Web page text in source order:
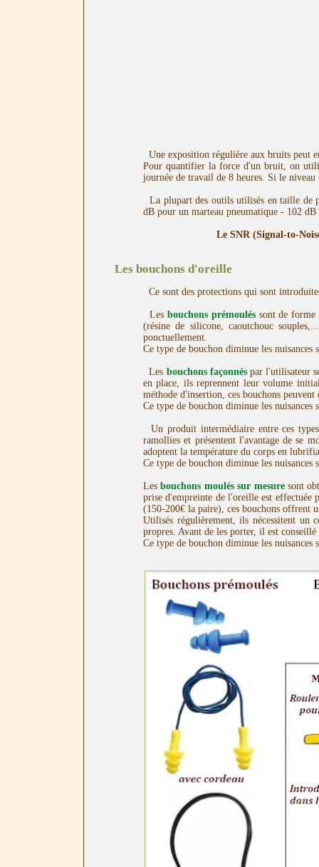
Une exposition régulière aux bruits peut
Pour quantifier la force d'un bruit, on
journée de travail de 8 heures. Si le niveau
La plupart des outils utilisés en taille de
dB pour un marteau pneumatique - 102
Le SNR (Signal-to-
Les bouchons d'oreille
Ce sont des protections qui sont
Lesbouchons prémouléssont de forme
(résine de silicone, caoutchouc
ponctuellement.
Ce type de bouchon diminue les nuisances
Les bouchons façonnéspar l'utilisateur
en place, ils reprennent leur volume
méthode d'insertion, ces bouchons
Ce type de bouchon diminue les nuisances
Un produit intermédiaire entre ces
ramollies et présentent l'avantage de se
adoptent la température du corps en
Ce type de bouchon diminue les nuisances
Lesbouchons moulés sur mesuresont
prise d'empreinte de l'oreille est effectuée
(150-200€ la paire), ces bouchons offrent
Utilisés régulièrement, ils nécessitent un
propres. Avant de les porter, il est
Ce type de bouchon diminue les nuisances